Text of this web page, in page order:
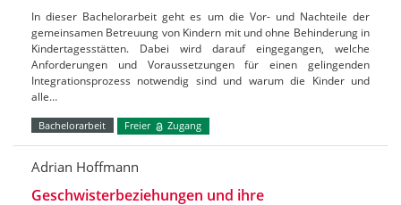
In dieser Bachelorarbeit geht es um die Vor- und Nachteile der
gemeinsamen Betreuung von Kindern mit und ohne Behinderung in
Kindertagesstätten. Dabei wird darauf eingegangen, welche
Anforderungen und Voraussetzungen für einen gelingenden
Integrationsprozess notwendig sind und warum die Kinder und
alle…
Bachelorarbeit Freier Zugang
Adrian Hoffmann
Geschwisterbeziehungen und ihre